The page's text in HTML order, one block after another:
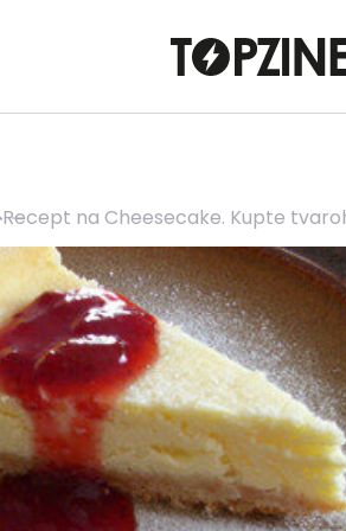
Recept na Cheesecake. Kupte